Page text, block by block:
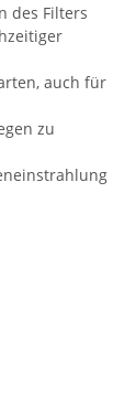
des Filters
auch für
zu